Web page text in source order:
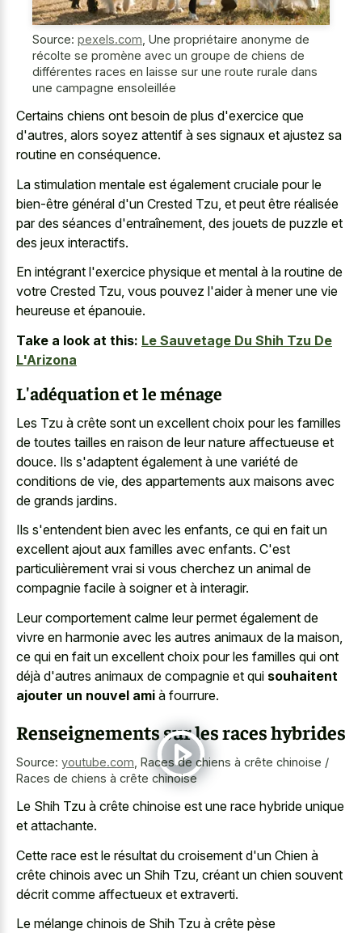
Source: pexels.com Une propriétaire anonyme de
récolte se promène avec un groupe de chiens de
différentes races en laisse sur une route rurale dans
une campagne ensoleillée
Certains chiens ont besoin de plus d'exercice que
d'autres, alors soyez attentif à ses signaux et ajustez sa
routine en conséquence.
La stimulation mentale est également cruciale pour le
bien-être général d'un Crested Tzu, et peut être réalisée
par des séances d'entraînement, des jouets de puzzle et
des jeux interactifs.
En intégrant l'exercice physique et mental à la routine de
votre Crested Tzu, vous pouvez l'aider à mener une vie
heureuse et épanouie.
Take a look at this: Le Sauvetage Du Shih Tzu De
L'Arizona
L'adéquation et le ménage
Les Tzu à crête sont un excellent choix pour les familles
de toutes tailles en raison de leur nature affectueuse et
douce. Ils s'adaptent également à une variété de
conditions de vie, des appartements aux maisons avec
de grands jardins.
Ils s'entendent bien avec les enfants, ce qui en fait un
excellent ajout aux familles avec enfants. C'est
particulièrement vrai si vous cherchez un animal de
compagnie facile à soigner et à interagir.
Leur comportement calme leur permet également de
vivre en harmonie avec les autres animaux de la maison,
ce qui en fait un excellent choix pour les familles qui ont
déjà d'autres animaux de compagnie et qui souhaitent
ajouter un nouvel ami à fourrure.
Renseignements sur les races hybrides
Source: youtube.com Races de chiens à crête chinoise /
Races de chiens à crête chinoise
Le Shih Tzu à crête chinoise est une race hybride unique
et attachante.
Cette race est le résultat du croisement d'un Chien à
crête chinois avec un Shih Tzu, créant un chien souvent
décrit comme affectueux et extraverti.
Le mélange chinois de Shih Tzu à crête pèse